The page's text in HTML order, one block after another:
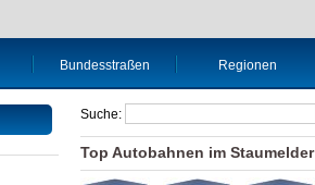
Bundesstraßen Regionen
Suche:
Top Autobahnen im Staumelder